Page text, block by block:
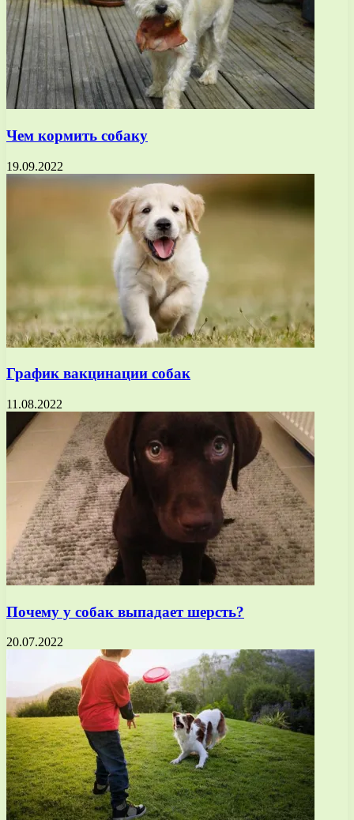
Чем кормить собаку
19.09.2022
График вакцинации собак
11.08.2022
Почему у собак выпадает шерсть?
20.07.2022